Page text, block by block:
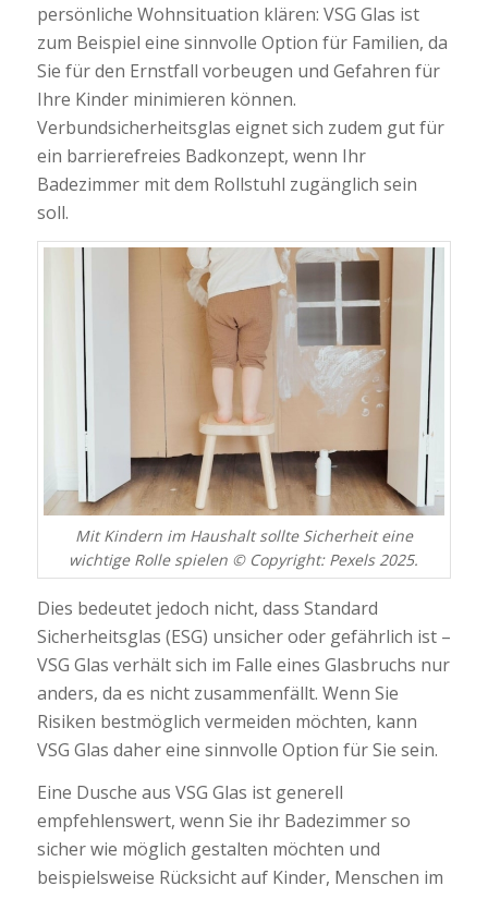
persönliche Wohnsituation klären: VSG Glas ist
zum Beispiel eine sinnvolle Option für Familien, da
Sie für den Ernstfall vorbeugen und Gefahren für
Ihre Kinder minimieren können.
Verbundsicherheitsglas eignet sich zudem gut für
ein barrierefreies Badkonzept, wenn Ihr
Badezimmer mit dem Rollstuhl zugänglich sein
soll.
Mit Kindern im Haushalt sollte Sicherheit eine
wichtige Rolle spielen © Copyright: Pexels 2025.
Dies bedeutet jedoch nicht, dass Standard
Sicherheitsglas (ESG) unsicher oder gefährlich ist –
VSG Glas verhält sich im Falle eines Glasbruchs nur
anders, da es nicht zusammenfällt. Wenn Sie
Risiken bestmöglich vermeiden möchten, kann
VSG Glas daher eine sinnvolle Option für Sie sein.
Eine Dusche aus VSG Glas ist generell
empfehlenswert, wenn Sie ihr Badezimmer so
sicher wie möglich gestalten möchten und
beispielsweise Rücksicht auf Kinder, Menschen im